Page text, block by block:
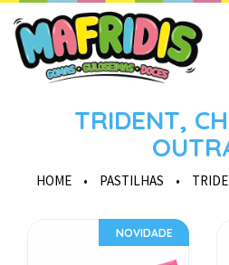
TRIDENT,
HOME • PASTILHAS •
NOVIDADE